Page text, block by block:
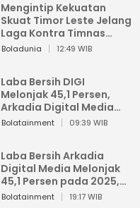
Mengintip Kekuatan
Skuat Timor Leste Jelang
Laga Kontra Timnas
Indonesia di Piala AFF
Boladunia 12:49 WIB
Laba Bersih DIGI
Melonjak 45,1 Persen,
Arkadia Digital Media
Perkuat Bisnis AI dan
Bolatainment 09:39 WIB
Laba Bersih Arkadia
Digital Media Melonjak
45,1 Persen pada 2025,
Sentuh Rp1,76 Miliar
Bolatainment 19:17 WIB